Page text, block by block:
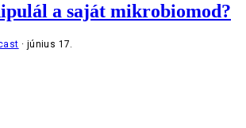
a saját mikrobiomod?
június 17.